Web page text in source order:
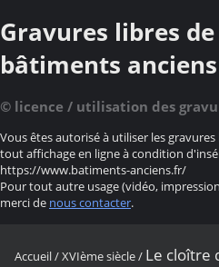
Gravures libres
bâtiments anciens
© licence / utilisation des
Vous êtes autorisé à utiliser les
tout affichage en ligne à condition
https://www.batiments-anciens.fr/
Pour tout autre usage (vidéo,
merci de nous contacter.
Accueil/XVIème siècle/ Le cloître